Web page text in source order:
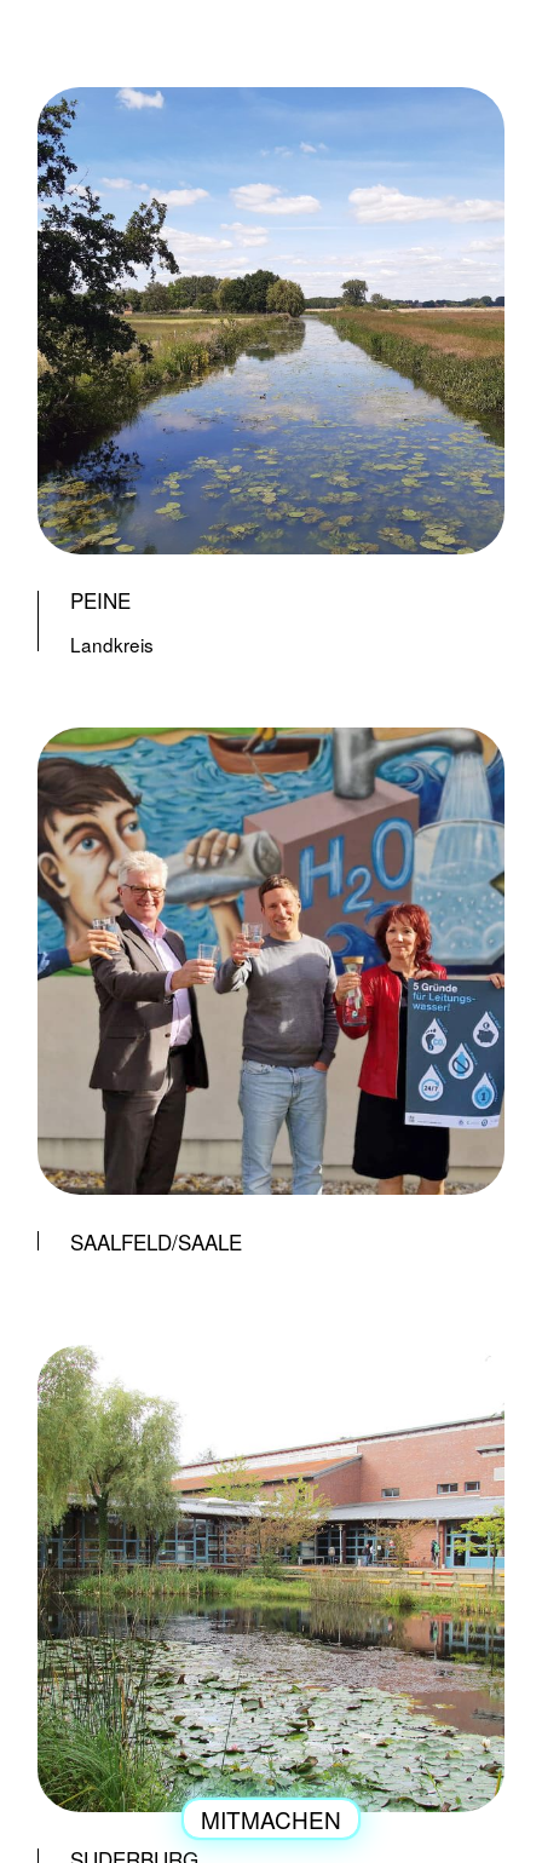
MITMACHEN
ENGAGEMENT
PEINE
Landkreis
SAALFELD/SAALE